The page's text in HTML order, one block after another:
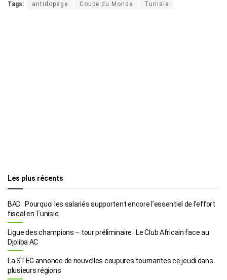
Tags: antidopage Coupe du Monde Tunisie
Les plus récents
BAD : Pourquoi les salariés supportent encore l’essentiel de l’effort
fiscal en Tunisie
Ligue des champions – tour préliminaire : Le Club Africain face au
Djoliba AC
La STEG annonce de nouvelles coupures tournantes ce jeudi dans
plusieurs régions